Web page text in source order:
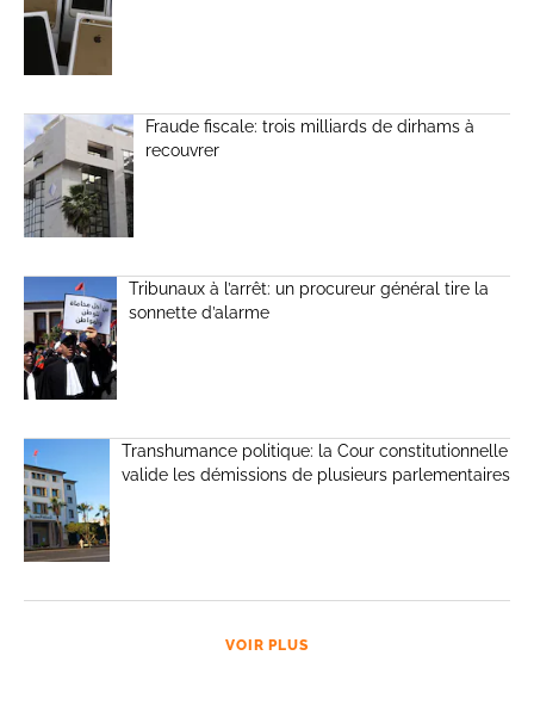
Fraude fiscale: trois milliards de dirhams à
recouvrer
Tribunaux à l’arrêt: un procureur général tire la
sonnette d’alarme
Transhumance politique: la Cour constitutionnelle
valide les démissions de plusieurs parlementaires
VOIR PLUS